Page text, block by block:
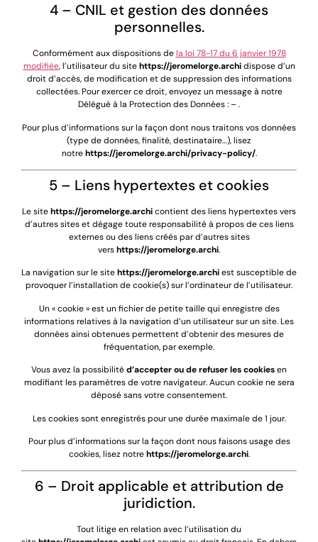
4 – CNIL et gestion des données
personnelles.
Conformément aux dispositions de la loi 78-17 du 6 janvier 1978
modifiée, l’utilisateur du site https://jeromelorge.archi dispose d’un
droit d’accès, de modification et de suppression des informations
collectées. Pour exercer ce droit, envoyez un message à notre
Délégué à la Protection des Données : – .
Pour plus d’informations sur la façon dont nous traitons vos données
(type de données, finalité, destinataire…), lisez
notre https://jeromelorge.archi/privacy-policy/.
5 – Liens hypertextes et cookies
Le sitehttps://jeromelorge.archicontient des liens hypertextes vers
d’autres sites et dégage toute responsabilité à propos de ces liens
externes ou des liens créés par d’autres sites
vershttps://jeromelorge.archi.
La navigation sur le sitehttps://jeromelorge.archiest susceptible de
provoquer l’installation de cookie(s) sur l’ordinateur de l’utilisateur.
Un « cookie » est un fichier de petite taille qui enregistre des
informations relatives à la navigation d’un utilisateur sur un site. Les
données ainsi obtenues permettent d’obtenir des mesures de
fréquentation, par exemple.
Vous avez la possibilitéd’accepter ou de refuser les cookiesen
modifiant les paramètres de votre navigateur. Aucun cookie ne sera
déposé sans votre consentement.
Les cookies sont enregistrés pour une durée maximale de1 jour.
Pour plus d’informations sur la façon dont nous faisons usage des
cookies, lisez notre https://jeromelorge.archi.
6 – Droit applicable et attribution de
juridiction.
Tout litige en relation avec l’utilisation du